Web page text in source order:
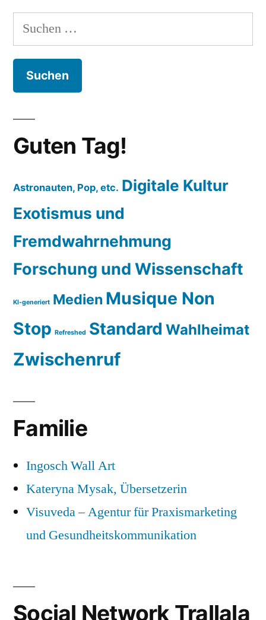
Suchen
nach:
Guten Tag!
Astronauten, Pop, etc. Digitale Kultur
Exotismus und
Fremdwahrnehmung
Forschung und Wissenschaft
KI-generiert Medien Musique Non
Stop Refreshed Standard Wahlheimat
Zwischenruf
Familie
Ingosch Wall Art
Kateryna Mysak, Übersetzerin
Visuveda – Agentur für Praxismarketing
und Gesundheitskommunikation
Social Network Trallala